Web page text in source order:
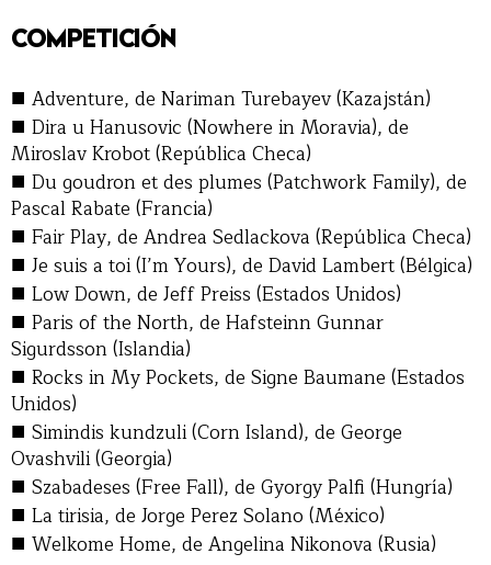
COMPETICIÓN
■ Adventure, de Nariman Turebayev (Kazajstán)
■ Dira u Hanusovic (Nowhere in Moravia), de
Miroslav Krobot (República Checa)
■ Du goudron et des plumes (Patchwork Family), de
Pascal Rabate (Francia)
■ Fair Play, de Andrea Sedlackova (República Checa)
■ Je suis a toi (I’m Yours), de David Lambert (Bélgica)
■ Low Down, de Jeff Preiss (Estados Unidos)
■ Paris of the North, de Hafsteinn Gunnar
Sigurdsson (Islandia)
■ Rocks in My Pockets, de Signe Baumane (Estados
Unidos)
■ Simindis kundzuli (Corn Island), de George
Ovashvili (Georgia)
■ Szabadeses (Free Fall), de Gyorgy Palfi (Hungría)
■ La tirisia, de Jorge Perez Solano (México)
■ Welkome Home, de Angelina Nikonova (Rusia)